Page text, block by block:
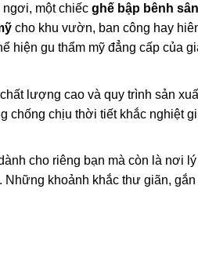
một chiếc ghế bập bênh
cho khu vườn, ban công hay
hiện gu thẩm mỹ đẳng cấp của
lượng cao và quy trình sản
chống chịu thời tiết khắc nghiệt
cho riêng bạn mà còn là nơi
khoảnh khắc thư giãn, gắn